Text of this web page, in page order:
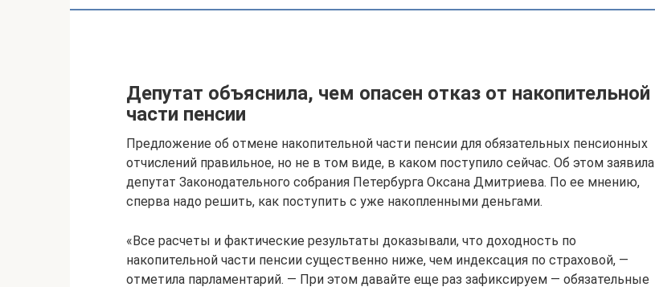
Депутат объяснила, чем опасен отказ от накопительной
части пенсии
Предложение об отмене накопительной части пенсии для обязательных пенсионных
отчислений правильное, но не в том виде, в каком поступило сейчас. Об этом заявила
депутат Законодательного собрания Петербурга Оксана Дмитриева. По ее мнению,
сперва надо решить, как поступить с уже накопленными деньгами.
«Все расчеты и фактические результаты доказывали, что доходность по
накопительной части пенсии существенно ниже, чем индексация по страховой, —
отметила парламентарий. — При этом давайте еще раз зафиксируем — обязательные